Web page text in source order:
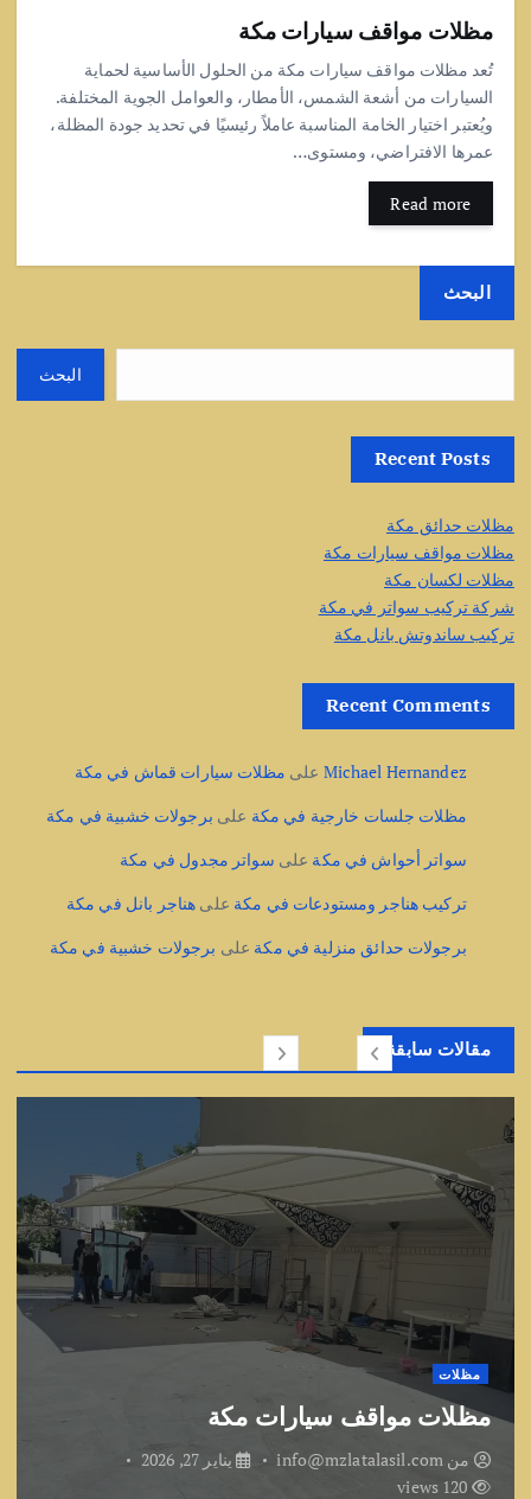
مظلات مواقف سيارات مكة
تُعد مظلات مواقف سيارات مكة من الحلول الأساسية لحماية
السيارات من أشعة الشمس، الأمطار، والعوامل الجوية المختلفة.
ويُعتبر اختيار الخامة المناسبة عاملاً رئيسيًا في تحديد جودة المظلة،
عمرها الافتراضي، ومستوى…
Read more
البحث
البحث
Recent Posts
مظلات حدائق مكة
مظلات مواقف سيارات مكة
مظلات لكسان مكة
شركة تركيب سواتر في مكة
تركيب ساندوتش بانل مكة
Recent Comments
Michael Hernandez على مظلات سيارات قماش في مكة
مظلات جلسات خارجية في مكة على برجولات خشبية في مكة
سواتر أحواش في مكة على سواتر مجدول في مكة
تركيب هناجر ومستودعات في مكة على هناجر بانل في مكة
برجولات حدائق منزلية في مكة على برجولات خشبية في مكة
مقالات سابقة
مظلات
مظلات مواقف سيارات مكة
من info@mzlatalasil.com
يناير 27, 2026